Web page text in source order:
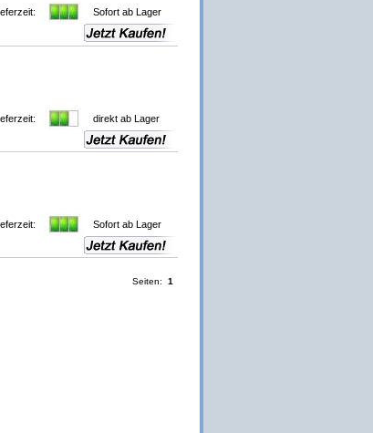
Sofort ab Lager
direkt ab Lager
Sofort ab Lager
Seiten: 1